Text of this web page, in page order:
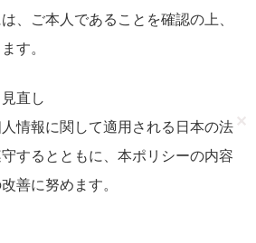
、ご本人であることを確認の上、
す。
直し
情報に関して適用される日本の法
するとともに、本ポリシーの内容
善に努めます。